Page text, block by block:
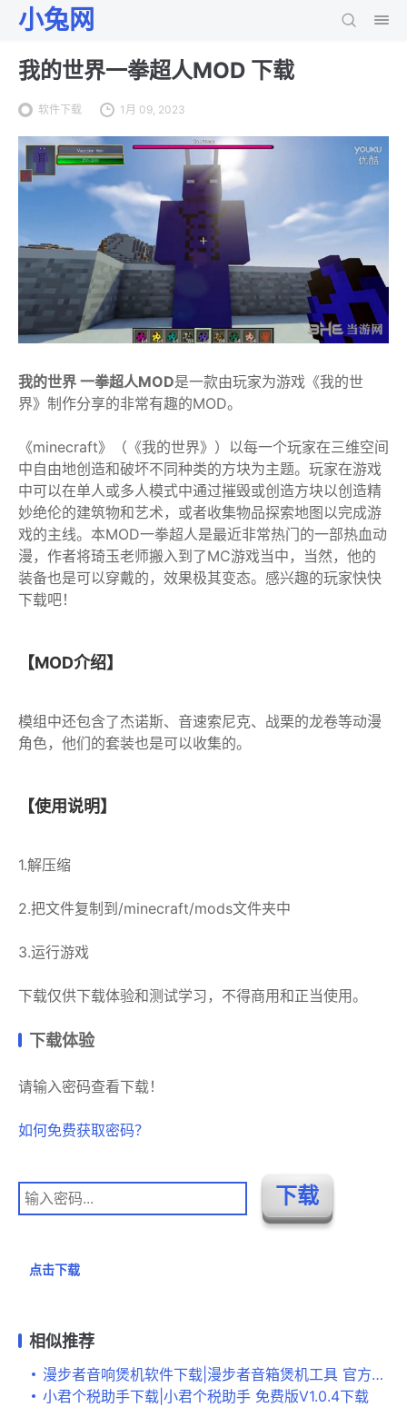
小兔网
我的世界一拳超人MOD 下载
软件下载 1月 09, 2023
我的世界 一拳超人MOD是一款由玩家为游戏《我的世
界》制作分享的非常有趣的MOD。
《minecraft》（《我的世界》）以每一个玩家在三维空间
中自由地创造和破坏不同种类的方块为主题。玩家在游戏
中可以在单人或多人模式中通过摧毁或创造方块以创造精
妙绝伦的建筑物和艺术，或者收集物品探索地图以完成游
戏的主线。本MOD一拳超人是最近非常热门的一部热血动
漫，作者将琦玉老师搬入到了MC游戏当中，当然，他的
装备也是可以穿戴的，效果极其变态。感兴趣的玩家快快
下载吧！
【MOD介绍】
模组中还包含了杰诺斯、音速索尼克、战栗的龙卷等动漫
角色，他们的套装也是可以收集的。
【使用说明】
1.解压缩
2.把文件复制到/minecraft/mods文件夹中
3.运行游戏
下载仅供下载体验和测试学习，不得商用和正当使用。
下载体验
请输入密码查看下载！
如何免费获取密码？
点击下载
相似推荐
漫步者音响煲机软件下载|漫步者音箱煲机工具 官方版v1.0.1下载
小君个税助手下载|小君个税助手 免费版V1.0.4下载